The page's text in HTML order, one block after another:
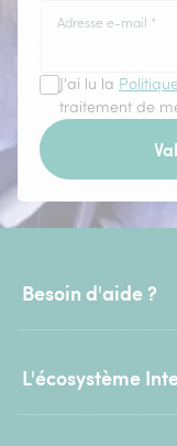
Adresse e-mail *
J'ai lu la
traitement de
Besoin d'aide ?
L'écosystème